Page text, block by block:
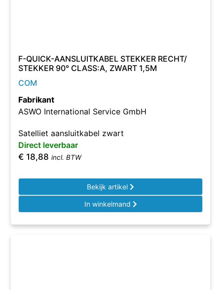
F-QUICK-AANSLUITKABEL STEKKER RECHT/
STEKKER 90° CLASS:A, ZWART 1,5M
COM
Fabrikant
ASWO International Service GmbH
Satelliet aansluitkabel zwart
Direct leverbaar
€ 18,88 incl. BTW
Bekijk artikel
In winkelmand